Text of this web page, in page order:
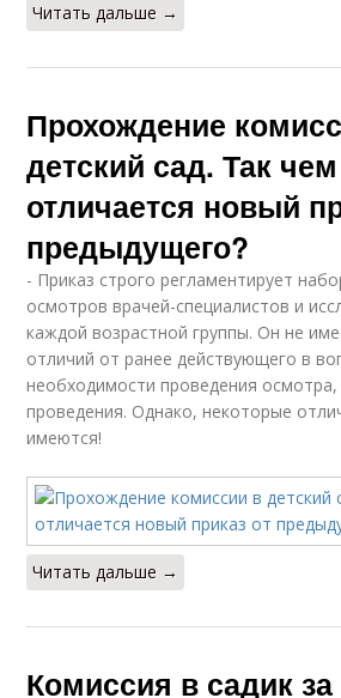
Читать дальше →
Прохождение
детский сад. Так
отличается новый
предыдущего?
- Приказ строго регламентирует
осмотров врачей-специалистов и
каждой возрастной группы. Он не
отличий от ранее действующего в
необходимости проведения осмотра,
проведения. Однако, некоторые
имеются!
Читать дальше →
Комиссия в садик